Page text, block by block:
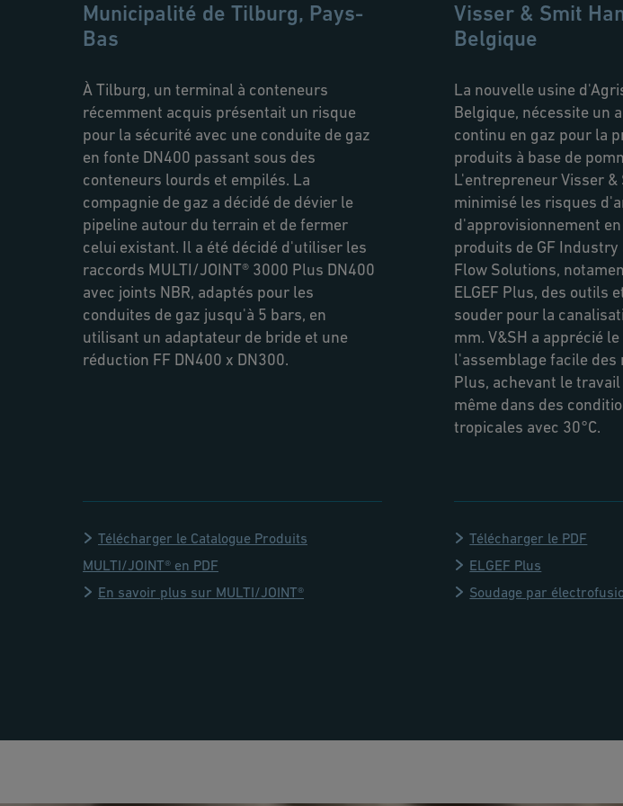
Municipalité de Tilburg, Pays-
Bas
À Tilburg, un terminal à conteneurs
récemment acquis présentait un risque
pour la sécurité avec une conduite de gaz
en fonte DN400 passant sous des
conteneurs lourds et empilés. La
compagnie de gaz a décidé de dévier le
pipeline autour du terrain et de fermer
celui existant. Il a été décidé d'utiliser les
raccords MULTI/JOINT® 3000 Plus DN400
avec joints NBR, adaptés pour les
conduites de gaz jusqu'à 5 bars, en
utilisant un adaptateur de bride et une
réduction FF DN400 x DN300.
Télécharger le Catalogue Produits
MULTI/JOINT® en PDF
En savoir plus sur MULTI/JOINT®
alimentaire
Visser & Smit
Belgique
La nouvelle usine
Belgique, nécessite un
continu en gaz pour la
produits à base de
L'entrepreneur Visser &
minimisé les risques
d'approvisionnement
produits de GF
Flow Solutions,
ELGEF Plus, des outils
souder pour la
mm. V&SH a apprécié
l'assemblage facile des
Plus, achevant le
même dans des
tropicales avec 30°C.
Télécharger le PDF
ELGEF Plus
Soudage par